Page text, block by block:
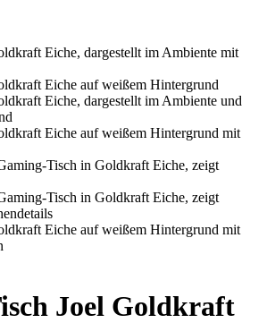
Joel Goldkraft